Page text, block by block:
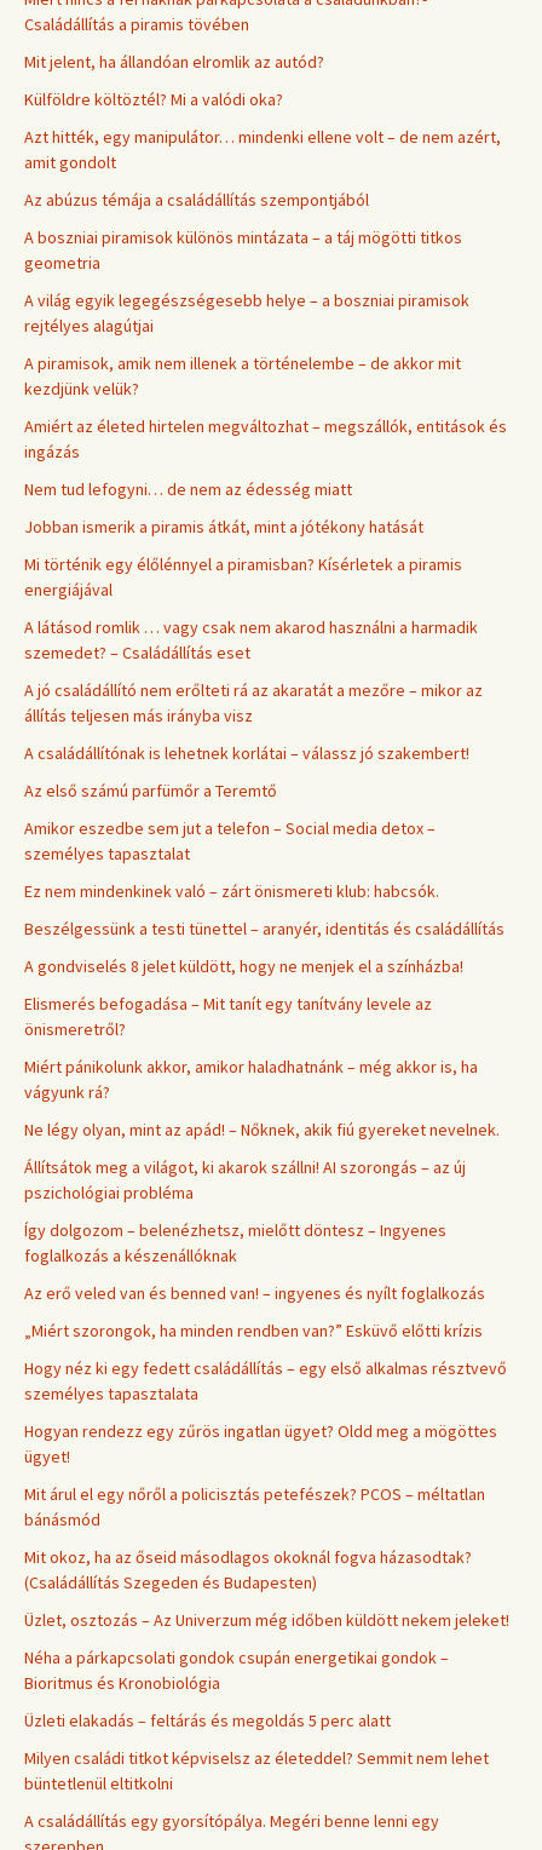
Családállítás a piramis tövében
Mit jelent, ha állandóan elromlik az autód?
Külföldre költöztél? Mi a valódi oka?
Azt hitték, egy manipulátor… mindenki ellene volt – de nem azért,
amit gondolt
Az abúzus témája a családállítás szempontjából
A boszniai piramisok különös mintázata – a táj mögötti titkos
geometria
A világ egyik legegészségesebb helye – a boszniai piramisok
rejtélyes alagútjai
A piramisok, amik nem illenek a történelembe – de akkor mit
kezdjünk velük?
Amiért az életed hirtelen megváltozhat – megszállók, entitások és
ingázás
Nem tud lefogyni… de nem az édesség miatt
Jobban ismerik a piramis átkát, mint a jótékony hatását
Mi történik egy élőlénnyel a piramisban? Kísérletek a piramis
energiájával
A látásod romlik … vagy csak nem akarod használni a harmadik
szemedet? – Családállítás eset
A jó családállító nem erőlteti rá az akaratát a mezőre – mikor az
állítás teljesen más irányba visz
A családállítónak is lehetnek korlátai – válassz jó szakembert!
Az első számú parfümőr a Teremtő
Amikor eszedbe sem jut a telefon – Social media detox –
személyes tapasztalat
Ez nem mindenkinek való – zárt önismereti klub: habcsók.
Beszélgessünk a testi tünettel – aranyér, identitás és családállítás
A gondviselés 8 jelet küldött, hogy ne menjek el a színházba!
Elismerés befogadása – Mit tanít egy tanítvány levele az
önismeretről?
Miért pánikolunk akkor, amikor haladhatnánk – még akkor is, ha
vágyunk rá?
Ne légy olyan, mint az apád! – Nőknek, akik fiú gyereket nevelnek.
Állítsátok meg a világot, ki akarok szállni! AI szorongás – az új
pszichológiai probléma
Így dolgozom – belenézhetsz, mielőtt döntesz – Ingyenes
foglalkozás a készenállóknak
Az erő veled van és benned van! – ingyenes és nyílt foglalkozás
„Miért szorongok, ha minden rendben van?” Esküvő előtti krízis
Hogy néz ki egy fedett családállítás – egy első alkalmas résztvevő
személyes tapasztalata
Hogyan rendezz egy zűrös ingatlan ügyet? Oldd meg a mögöttes
ügyet!
Mit árul el egy nőről a policisztás petefészek? PCOS – méltatlan
bánásmód
Mit okoz, ha az őseid másodlagos okoknál fogva házasodtak?
(Családállítás Szegeden és Budapesten)
Üzlet, osztozás – Az Univerzum még időben küldött nekem jeleket!
Néha a párkapcsolati gondok csupán energetikai gondok –
Bioritmus és Kronobiológia
Üzleti elakadás – feltárás és megoldás 5 perc alatt
Milyen családi titkot képviselsz az életeddel? Semmit nem lehet
büntetlenül eltitkolni
A családállítás egy gyorsítópálya. Megéri benne lenni egy